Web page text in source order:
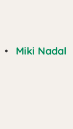
• Miki Nadal